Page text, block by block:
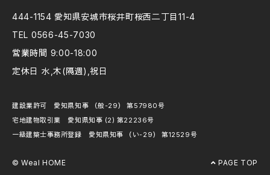
444-1154 愛知県安城市桜井町桜西二丁目11-4
TEL 0566-45-7030
営業時間 9:00-18:00
定休日 水,木(隔週),祝日
建設業許可 愛知県知事 （般-29） 第57980号
宅地建物取引業 愛知県知事 (2) 第22236号
一級建築士事務所登録 愛知県知事 （い-29） 第12529号
PAGE TOP
© Weal HOME